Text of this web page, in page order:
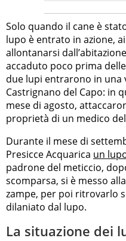
Solo quando il cane è
lupo è entrato in azione,
allontanarsi
accaduto poco prima
due lupi entrarono in una
Castrignano del Capo: in
mese di agosto,
proprietà di un medico
Durante il mese di
Presicce Acquarica un
padrone del meticcio,
scomparsa, si è messo
zampe, per poi ritrovarlo
dilaniato dal lupo.
La situazione dei